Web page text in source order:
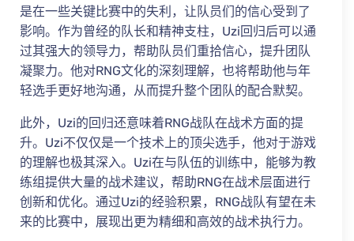
是在一些关键比赛中的失利，让队员们的信心受到了
影响。作为曾经的队长和精神支柱，Uzi回归后可以通
过其强大的领导力，帮助队员们重拾信心，提升团队
凝聚力。他对RNG文化的深刻理解，也将帮助他与年
轻选手更好地沟通，从而提升整个团队的配合默契。
此外，Uzi的回归还意味着RNG战队在战术方面的提
升。Uzi不仅仅是一个技术上的顶尖选手，他对于游戏
的理解也极其深入。Uzi在与队伍的训练中，能够为教
练组提供大量的战术建议，帮助RNG在战术层面进行
创新和优化。通过Uzi的经验积累，RNG战队有望在未
来的比赛中，展现出更为精细和高效的战术执行力。